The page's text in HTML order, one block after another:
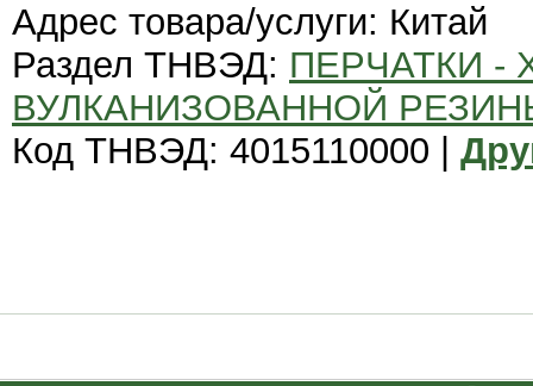
Адрес товара/услуги: Китай
Раздел ТНВЭД: ПЕРЧАТКИ -
ВУЛКАНИЗОВАННОЙ
Код ТНВЭД: 4015110000 |